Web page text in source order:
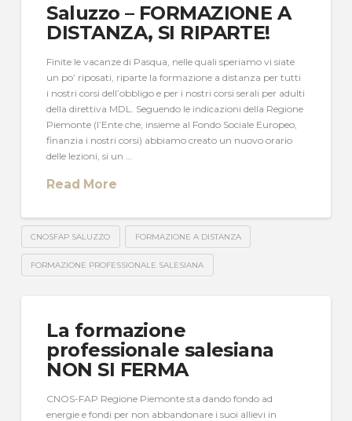
Saluzzo – FORMAZIONE A
DISTANZA, SI RIPARTE!
Finite le vacanze di Pasqua, nelle quali speriamo vi siate
un po’ riposati, riparte la formazione a distanza per tutti
i nostri corsi dell’obbligo e per i nostri corsi serali per adulti
della direttiva MDL. Seguendo le indicazioni della Regione
Piemonte (l’Ente che, insieme al Fondo Sociale Europeo,
finanzia i nostri corsi) abbiamo creato un nuovo orario
delle lezioni, si un …
Read More
CNOSFAP SALUZZO FORMAZIONE A DISTANZA
FORMAZIONE PROFESSIONALE SALESIANA
La formazione
professionale salesiana
NON SI FERMA
CNOS-FAP Regione Piemonte sta dando fondo ad
energie e fondi per non abbandonare i suoi allievi in